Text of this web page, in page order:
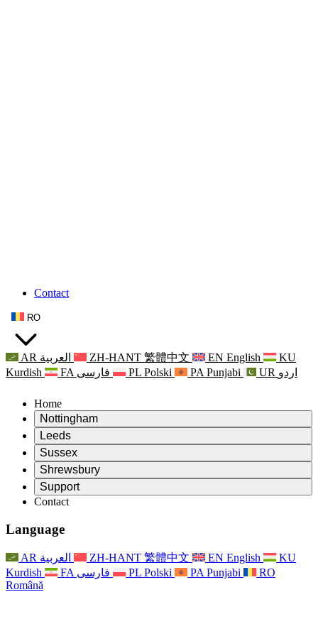
Contact
RO
AR العربية ZH-HANT 繁體中文 EN English
KU
Kurdish
FA فارسی PL Polski PA Punjabi UR اردو
Home
Nottingham
Review
Președintele revizuirii
Echipa independentă de evaluare
Termeni de referință
Raportul final al evaluării independente
Întrebări frecvente
Procesul de feedback al familiei
Buletine informative
Renunțare
Evenimente
Leeds
Review
Președintele revizuirii
Echipa independentă de evaluare
Termeni de referință
Contact
Sprijin psihologic pentru familii
Actualizări pentru familii
Evenimente
For Staff
Sprijin pentru personal
Vocile personalului
Sussex
Review
Președintele revizuirii
Echipa independentă de evaluare
Termeni de referință
For Families
Actualizări pentru familii
Evenimente
For Staff
Shrewsbury
Review
Termeni de referință pentru revizuirea maternității
Raportul final al evaluării independente
Primul raport al evaluării independente
For Families
Actualizări
Support
Leeds
Nottingham
Serviciul de asistență psihologică familială
Sprijin în caz de criză în domeniul sănătății mintale
Servicii regionale Nottingham
National
Sepsis Charities
Contact
Language
AR العربية ZH-HANT 繁體中文 EN English
KU
Kurdish
FA فارسی PL Polski PA Punjabi
RO
Română